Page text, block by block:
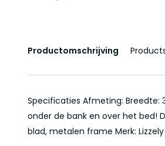
Productomschrijving
Specificaties Afmeting: Breedte:
onder de bank en over het bed!
blad, metalen frame Merk: